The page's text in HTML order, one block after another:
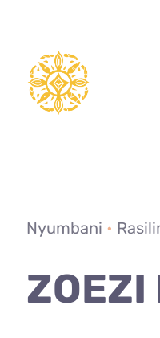
yaliyomo
Nyumbani •
ZOEZI